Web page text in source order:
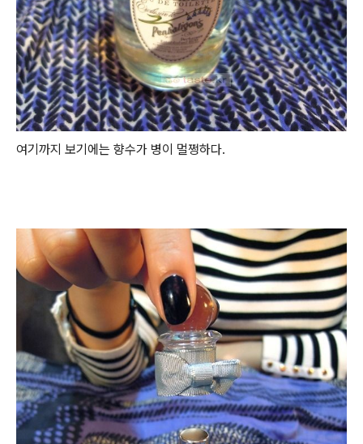
여기까지 보기에는 향수가 병이 멀쩡하다.